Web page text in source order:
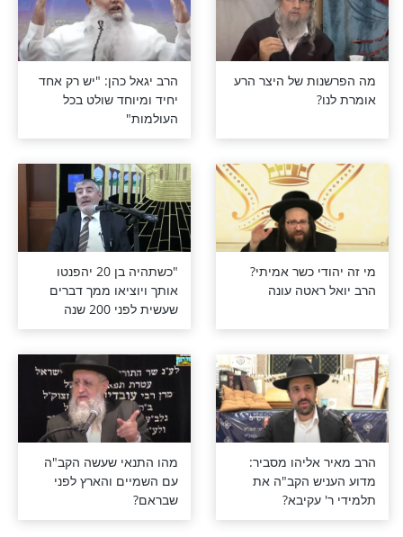
חיים
יש כל כך
בעולם?
"הרב אני רוצה להיות
כמוך!"
של היצר הרע
הרב יגאל כהן: "יש רק אחד
יחיד ומיוחד שולט בכל
העולמות"
כשר אמיתי?